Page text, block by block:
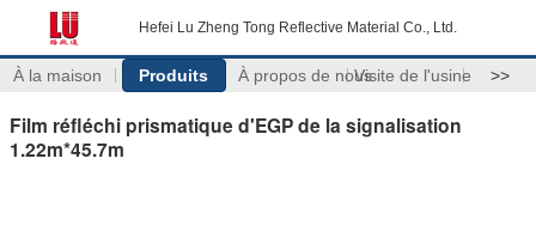
Hefei Lu Zheng Tong Reflective Material Co., Ltd.
À la maison Produits À propos de nousVisite de l'usine >>
Film réfléchi prismatique d'EGP de la signalisation
1.22m*45.7m